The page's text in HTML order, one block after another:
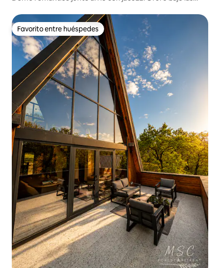
Favorito entre huéspedes
Favorito entre huéspedes